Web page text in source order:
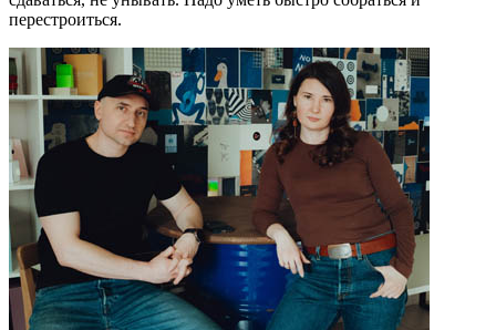
перестроиться.